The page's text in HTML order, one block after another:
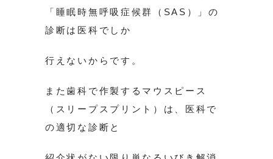
「睡眠時無呼吸症候群（SAS）」の
診断は医科でしか
行えないからです。
また歯科で作製するマウスピース
（スリープスプリント）は、医科で
の適切な診断と